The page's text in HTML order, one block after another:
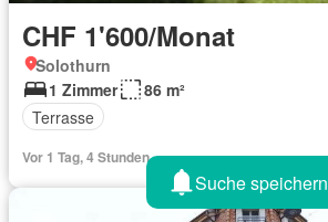
CHF 1'600/Monat
Solothurn
1 Zimmer
86 m²
Terrasse
Vor 1 Tag, 4 Stunden
Suche speichern